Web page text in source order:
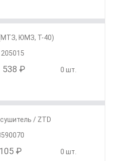
ЮМЗ, Т-40)
538 ₽ 0 шт.
/ ZTD
105 ₽ 0 шт.